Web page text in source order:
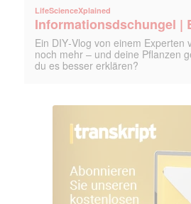
LifeScienceXplained
Informationsdschungel |
Ein DIY‑Vlog von einem Experten
noch mehr – und deine Pflanzen
du es besser erklären?